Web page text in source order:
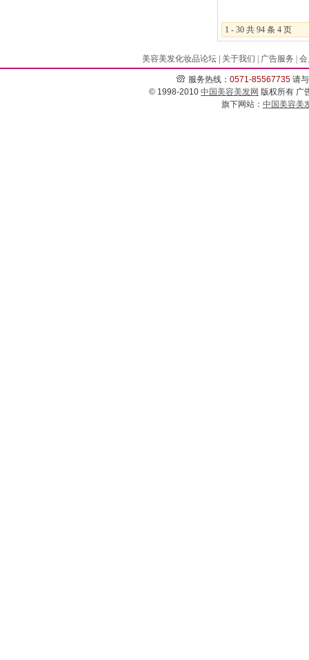
1 - 30 共 94 条 4 页
美容美发化妆品论坛 关于我们 广告服务
服务热线： 0571-85567735 请
© 1998-2010 中国美容美发网 版权所有 广
旗下网站： 中国美容美